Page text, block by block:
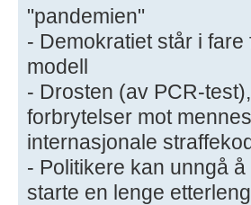
"pandemien"
- Demokratiet står i
modell
- Drosten (av PCR-
forbrytelser mot
internasjonale
- Politikere kan unngå
starte en lenge